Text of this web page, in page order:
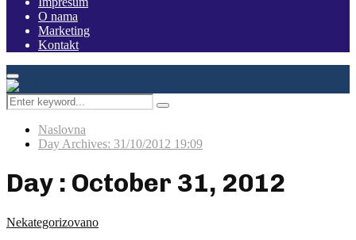
O nama
Marketing
Kontakt
Facebook
Instagram
Youtube
Primary
Menu
Search
for:
Pretraga
Naslovna
Day Archives: 31/10/2012 19:09
Day : October 31, 2012
Nekategorizovano